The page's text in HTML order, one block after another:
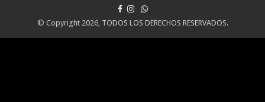
© Copyright 2026, TODOS LOS DERECHOS RESERVADOS.